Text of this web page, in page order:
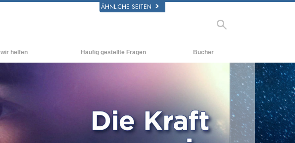
ÄHNLICHE SEITEN
helfen Häufig gestellte Fragen
Die Organisation der Scientology
Bücher
Filme